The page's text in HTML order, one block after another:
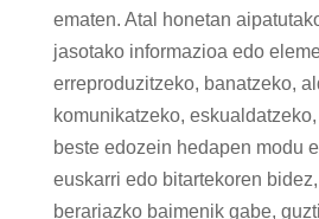
ematen. Atal honetan
jasotako informazioa edo
erreproduzitzeko, banatzeko,
komunikatzeko,
beste edozein hedapen modu
euskarri edo bitartekoren
berariazko baimenik gabe,